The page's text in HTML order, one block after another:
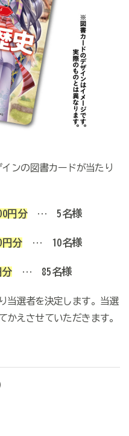
ンの図書カードが当たり
円分… 5名様
円分… 10名様
分… 85名様
当選者を決定します。当選
かえさせていただきます。